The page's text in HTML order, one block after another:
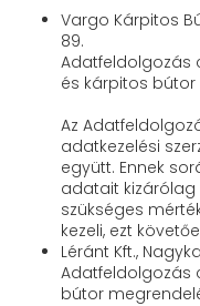
Vargo Kárpitos
89.
Adatfeldolgozás
és kárpitos
Az
adatkezelési
együtt. Ennek
adatait
szükséges
kezeli, ezt
Léránt Kft.,
Adatfeldolgozás
bútor